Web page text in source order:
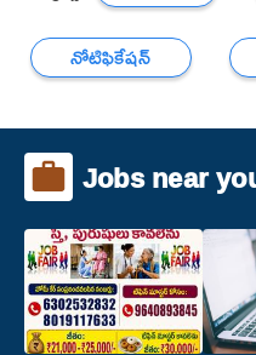
నోటిఫికేషన్
Jobs near